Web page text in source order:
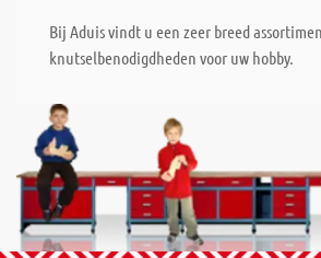
Bij Aduis vindt u een zeer breed
knutselbenodigdheden voor uw hobby.